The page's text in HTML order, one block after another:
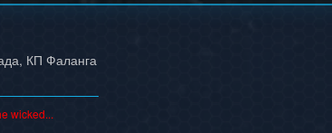
КП Фаланга
wicked...